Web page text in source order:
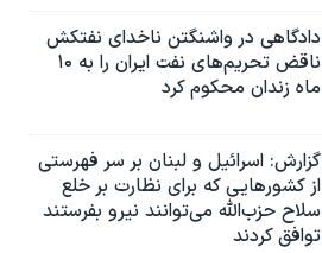
دادگاهی در واشنگتن ناخدای نفتکش
ناقض تحریم‌های نفت ایران را به ۱۰
ماه زندان محکوم کرد
گزارش‌: اسرائيل و لبنان بر سر فهرستی
از کشورهایی که برای نظارت بر خلع
سلاح حزب‌الله می‌توانند نیرو بفرستند
توافق کردند